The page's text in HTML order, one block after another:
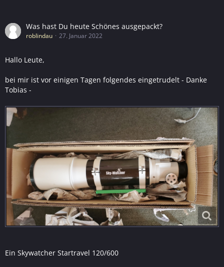
Was hast Du heute Schönes ausgepackt?
roblindau 27. Januar 2022
Hallo Leute,
bei mir ist vor einigen Tagen folgendes eingetrudelt - Danke
Tobias -
Ein Skywatcher Startravel 120/600